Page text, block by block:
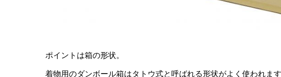
ポイントは箱の形状。
着物用のダンボール箱はタトウ式と呼ばれる形状がよく使われま